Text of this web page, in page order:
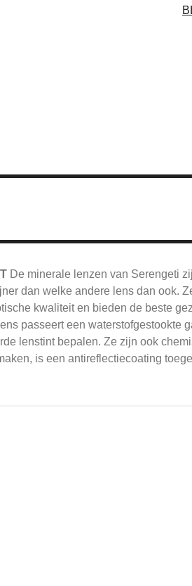
De minerale lenzen van Serengeti
dan welke andere lens dan ook.
kwaliteit en bieden de beste
passeert een waterstofgestookte
lenstint bepalen. Ze zijn ook
is een antireflectiecoating